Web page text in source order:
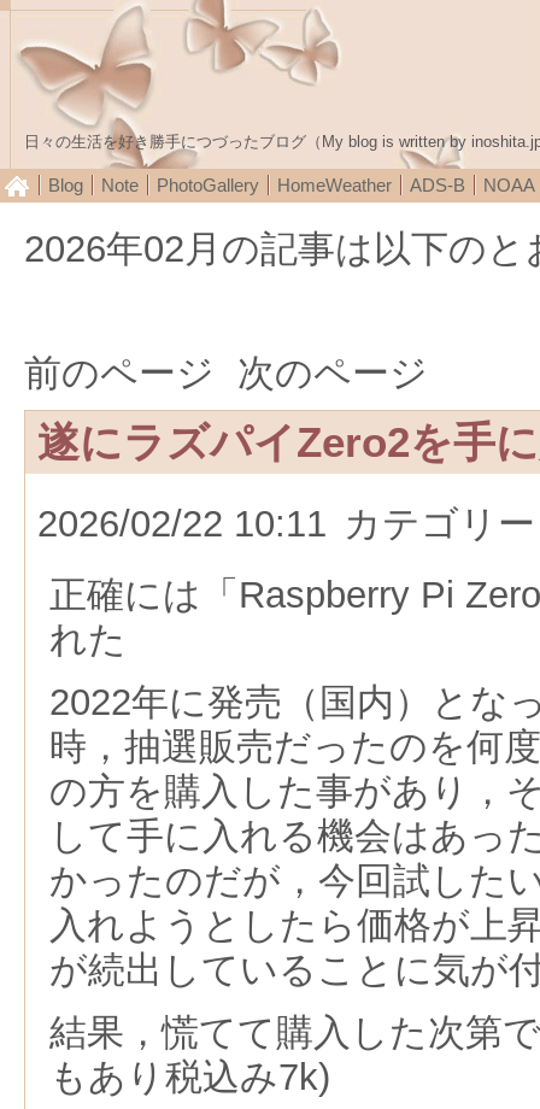
日々の生活を好き勝手につづったブログ（My blog is written by
Blog Note PhotoGallery HomeWeather ADS-B NOAA
2026年02月の記事は以下の
前のページ 次のページ
遂にラズパイZero2を手
2026/02/22 10:11 カテゴリ
正確には「Raspberry Pi
れた
2022年に発売（国内）とな
時，抽選販売だったのを何
の方を購入した事があり，
して手に入れる機会はあっ
かったのだが，今回試した
入れようとしたら価格が上
が続出していることに気が
結果，慌てて購入した次第
もあり税込み7k)